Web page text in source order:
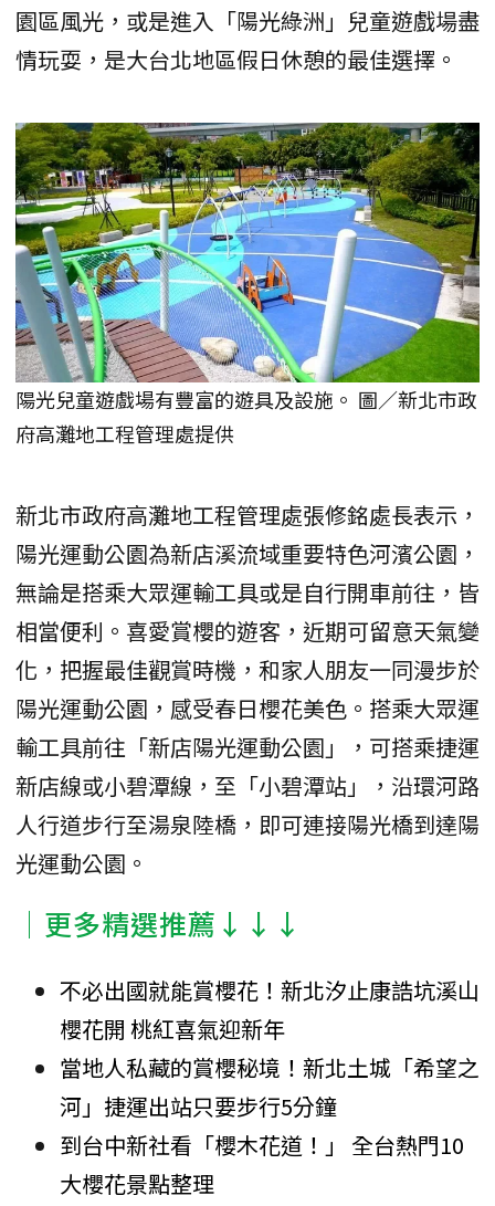
園區風光，或是進入「陽光綠洲」兒童遊戲場盡
情玩耍，是大台北地區假日休憩的最佳選擇。
陽光兒童遊戲場有豐富的遊具及設施。 圖／新北市政
府高灘地工程管理處提供
新北市政府高灘地工程管理處張修銘處長表示，
陽光運動公園為新店溪流域重要特色河濱公園，
無論是搭乘大眾運輸工具或是自行開車前往，皆
相當便利。喜愛賞櫻的遊客，近期可留意天氣變
化，把握最佳觀賞時機，和家人朋友一同漫步於
陽光運動公園，感受春日櫻花美色。搭乘大眾運
輸工具前往「新店陽光運動公園」，可搭乘捷運
新店線或小碧潭線，至「小碧潭站」，沿環河路
人行道步行至湯泉陸橋，即可連接陽光橋到達陽
光運動公園。
│更多精選推薦↓↓↓
不必出國就能賞櫻花！新北汐止康誥坑溪山
櫻花開 桃紅喜氣迎新年
當地人私藏的賞櫻秘境！新北土城「希望之
河」捷運出站只要步行5分鐘
到台中新社看「櫻木花道！」 全台熱門10
大櫻花景點整理